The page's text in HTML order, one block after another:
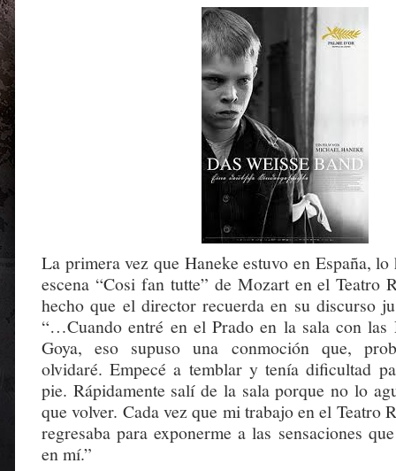
La primera vez que Haneke estuvo en España,
escena “Cosi fan tutte” de Mozart en el Teatro
hecho que el director recuerda en su discurso
“…Cuando entré en el Prado en la sala con las
Goya, eso supuso una conmoción que,
olvidaré. Empecé a temblar y tenía dificultad
pie. Rápidamente salí de la sala porque no lo
que volver. Cada vez que mi trabajo en el Teatro
regresaba para exponerme a las sensaciones
en mí.”